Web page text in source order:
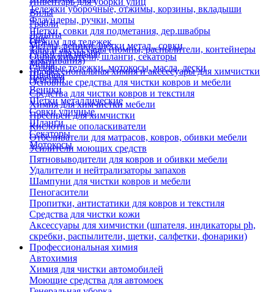
Тележки уборочные, отжимы, корзины, вкладыши
Флаундеры, ручки, мопы
Щетки, совки для подметания, дер.швабры
Отжим для тележек
Ручки для швабр
Мопы
Швабры
Вилы
Грабли
Лопаты
Метлы, веники, щетки метал., совки
Опрыскиватели, шланги, секаторы
Садовые тележки, мотокосы, масла, лески
Черенки
Веники
Щетки металлические
Совки уличные
Шланги
Секаторы
Мотокосы
Еще
Тара и аксессуары (помпы, распылители, контейнеры
замачивания)
Профессиональная химия и акссесуары для химчистки
Основные средства для чистки ковров и мебели
Средства для чистки ковров и текстиля
Химия для химчистки мебели
Преспреи для химчистки
Кислотные ополаскиватели
Отбеливатели для матрасов, ковров, обивки мебели
Усилители моющих средств
Пятновыводители для ковров и обивки мебели
Удалители и нейтрализаторы запахов
Шампуни для чистки ковров и мебели
Пеногасители
Пропитки, антистатики для ковров и текстиля
Средства для чистки кожи
Аксессуары для химчистки (шпателя, индикаторы ph,
скребки, распылители, щетки, салфетки, фонарики)
Профессиональная химия
Автохимия
Химия для чистки автомобилей
Моющие средства для автомоек